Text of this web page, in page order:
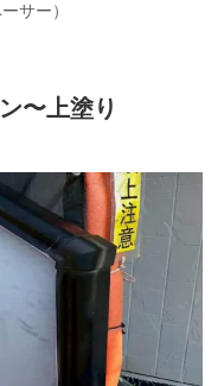
サー）
〜上塗り